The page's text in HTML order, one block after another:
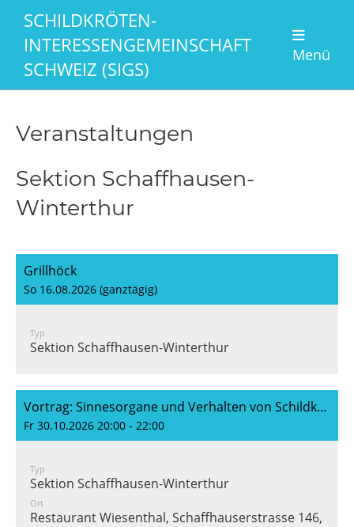
SCHILDKRÖTEN-
INTERESSENGEMEINSCHAFT
SCHWEIZ (SIGS)
Menü
Veranstaltungen
Sektion Schaffhausen-
Winterthur
Grillhöck
So 16.08.2026 (ganztägig)
Typ
Sektion Schaffhausen-Winterthur
Vortrag: Sinnesorgane und Verhalten von Schildkröten (Samuel Frei)
Fr 30.10.2026 20:00 - 22:00
Typ
Sektion Schaffhausen-Winterthur
Ort
Restaurant Wiesenthal, Schaffhauserstrasse 146,